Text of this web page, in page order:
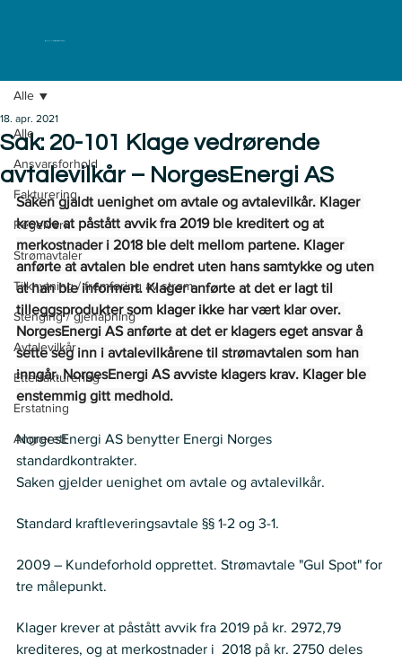
ELKLAGENEMNDA
Alle
Ansvarsforhold
Fakturering
Regelverk
Strømavtaler
Tilknytning / fremføring av strøm
Stenging / gjenåpning
Avtalevilkår
Etterfakturering
Erstatning
Angrerett
Alle
Sak: 20-101 Klage vedrørende
avtalevilkår – NorgesEnergi AS
18. apr. 2021
Saken gjaldt uenighet om avtale og avtalevilkår. Klager
krevde at påstått avvik fra 2019 ble kreditert og at
merkostnader i 2018 ble delt mellom partene. Klager
anførte at avtalen ble endret uten hans samtykke og uten
at han ble informert. Klager anførte at det er lagt til
tilleggsprodukter som klager ikke har vært klar over.
NorgesEnergi AS anførte at det er klagers eget ansvar å
sette seg inn i avtalevilkårene til strømavtalen som han
inngår. NorgesEnergi AS avviste klagers krav. Klager ble
enstemmig gitt medhold.
NorgesEnergi AS benytter Energi Norges
standardkontrakter.
Saken gjelder uenighet om avtale og avtalevilkår.
Standard kraftleveringsavtale §§ 1-2 og 3-1.
2009 – Kundeforhold opprettet. Strømavtale "Gul Spot" for
tre målepunkt.
Klager krever at påstått avvik fra 2019 på kr. 2972,79
krediteres, og at merkostnader i  2018 på kr. 2750 deles